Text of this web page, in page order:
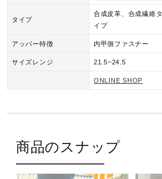
タイプ
合成皮革、合成繊維タ
イプ
アッパー特徴 内甲側ファスナー
サイズレンジ 21.5~24.5
ONLINE SHOP
商品のスナップ